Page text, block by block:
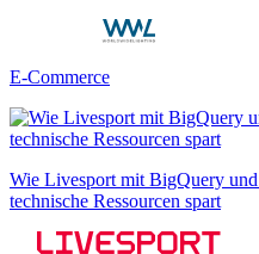
E-Commerce
Wie Livesport mit BigQuery
technische Ressourcen spart